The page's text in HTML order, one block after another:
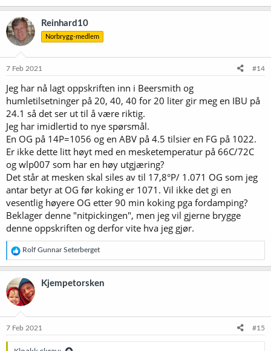
Reinhard10
Norbrygg-medlem
7 Feb 2021 #14
Jeg har nå lagt oppskriften inn i Beersmith og
humletilsetninger på 20, 40, 40 for 20 liter gir meg en IBU på
24.1 så det ser ut til å være riktig.
Jeg har imidlertid to nye spørsmål.
En OG på 14P=1056 og en ABV på 4.5 tilsier en FG på 1022.
Er ikke dette litt høyt med en mesketemperatur på 66C/72C
og wlp007 som har en høy utgjæring?
Det står at mesken skal siles av til 17,8°P/ 1.071 OG som jeg
antar betyr at OG før koking er 1071. Vil ikke det gi en
vesentlig høyere OG etter 90 min koking pga fordamping?
Beklager denne "nitpickingen", men jeg vil gjerne brygge
denne oppskriften og derfor vite hva jeg gjør.
R
e
a
k
s
j
o
e
Rolf Gunnar Seterberget
Kjempetorsken
7 Feb 2021 #15